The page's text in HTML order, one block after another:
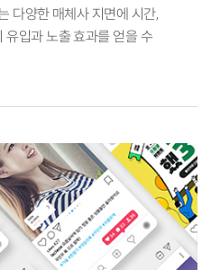
다양한 매체사 지면에 시간,
유입과 노출 효과를 얻을 수